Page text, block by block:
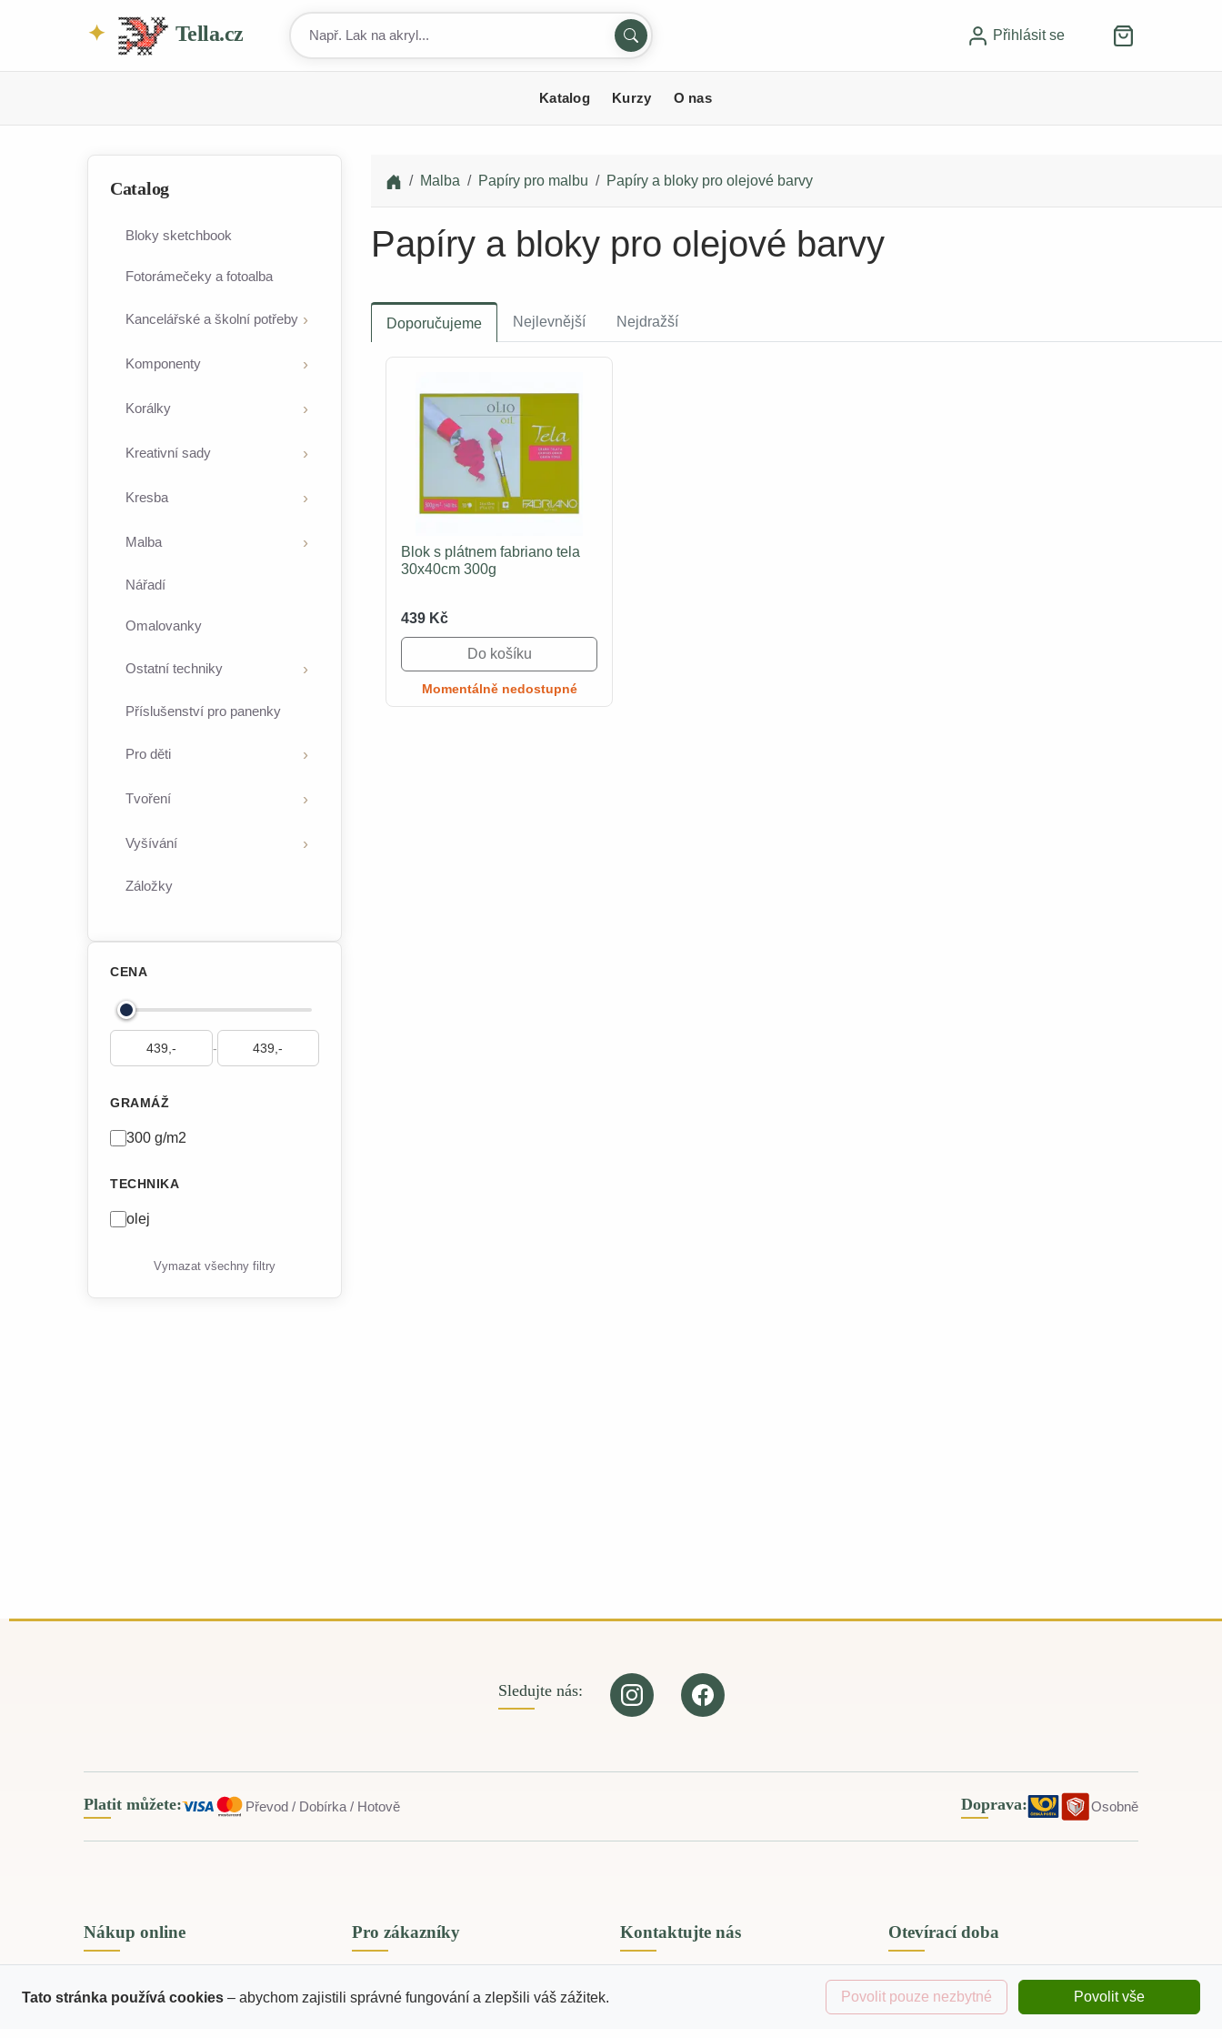
Tella.cz Přihlásit se
Katalog Kurzy O nas
Catalog
Bloky sketchbook
Fotorámečeky a fotoalba
Kancelářské a školní potřeby
Komponenty
Korálky
Kreativní sady
Kresba
Malba
Nářadí
Omalovanky
Ostatní techniky
Příslušenství pro panenky
Pro děti
Tvoření
Vyšívání
Záložky
CENA
-
GRAMÁŽ
300 g/m2
TECHNIKA
olej
Vymazat všechny filtry
Malba Papíry pro malbu Papíry a bloky pro olejové barvy
Papíry a bloky pro olejové barvy
Doporučujeme Nejlevnější Nejdražší
Blok s plátnem fabriano tela
30x40cm 300g
439 Kč
Do košíku
Momentálně nedostupné
Sledujte nás:
Platit můžete: Převod / Dobírka / Hotově Doprava: Osobně
Nákup online Pro zákazníky Kontaktujte nás
Jungmannova 669, 413 01 Roudnice nad
Otevírací doba
Pondělí - Pátek: 09:30–17:30
Tato stránka používá cookies – abychom zajistili správné fungování a zlepšili váš zážitek. Povolit pouze nezbytné Povolit vše